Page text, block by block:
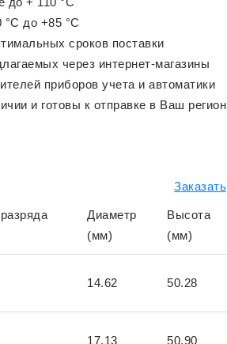
до +85 °C
сроков поставки
через интернет-магазины
приборов учета и автоматики
и готовы к отправке в Ваш регион
Заказать
Диаметр
(мм)
Высота
(мм)
14.62 50.28
17.13 50.90